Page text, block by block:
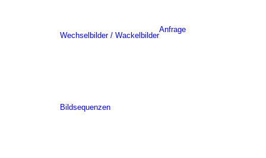
Wechselbilder / Wackelbilder
Bildsequenzen
Anfrage